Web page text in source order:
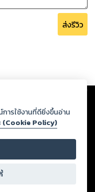
วลว่าหากไม่ได้อ่านเรื่อง
เรื่องนี้แล้วนะครับ แต่หาก
ส่งรีวิว
ปรากฏว่าละเมิดสิทธิใน
ายและศีลธรรม ดังนั้น ผู้อ่าน
นเอง และหากท่านพบว่าส่วน
ายังบริษัท เพื่อทีมงานจะได้
ลิขสิทธิ์ตามพระราชบัญญัติ
ารใช้งานที่ดียิ่งขึ้นอ่าน
(Cookie Policy)